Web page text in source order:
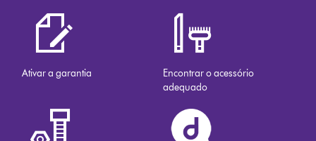
Ativar a garantia
Encontrar o acessório
adequado